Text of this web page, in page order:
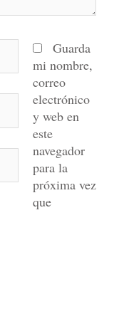
Guarda
mi nombre,
correo
electrónico
y web en
este
navegador
para la
próxima vez
que